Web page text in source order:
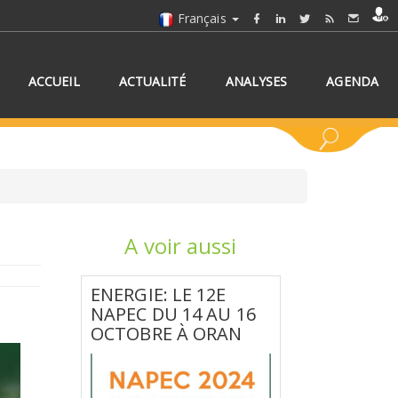
Français
ACCUEIL ACTUALITÉ ANALYSES AGENDA
UN/DES PAYS
A voir aussi
ENERGIE: LE 12E
NAPEC DU 14 AU 16
OCTOBRE À ORAN